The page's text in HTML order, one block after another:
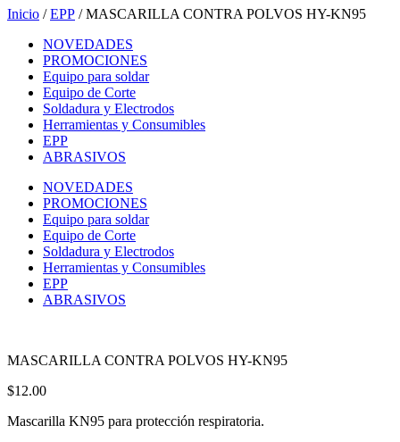
Inicio /EPP / MASCARILLA CONTRA POLVOS HY-KN95
NOVEDADES
PROMOCIONES
Equipo para soldar
Equipo de Corte
Soldadura y Electrodos
Herramientas y Consumibles
EPP
ABRASIVOS
NOVEDADES
PROMOCIONES
Equipo para soldar
Equipo de Corte
Soldadura y Electrodos
Herramientas y Consumibles
EPP
ABRASIVOS
MASCARILLA CONTRA POLVOS HY-KN95
$12.00
Mascarilla KN95 para protección respiratoria.